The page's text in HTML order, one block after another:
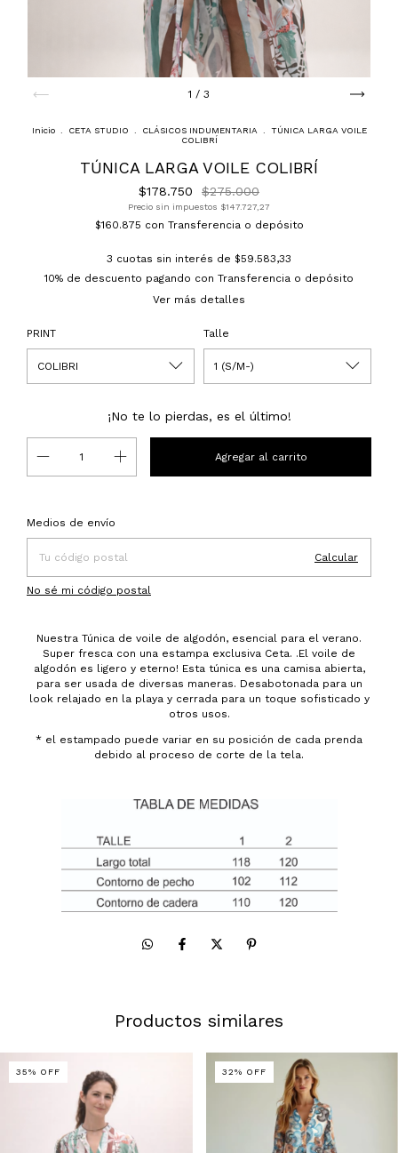
1 / 3
Inicio CETA STUDIO CLÁSICOS INDUMENTARIA
TÚNICA LARGA VOILE
COLIBRÍ
TÚNICA LARGA VOILE COLIBRÍ
$178.750 $275.000
Precio sin impuestos $147.727,27
$160.875 con Transferencia o depósito
3 cuotas sin interés de $59.583,33
10% de descuento pagando con Transferencia o depósito
Ver más detalles
PRINT Talle
¡No te lo pierdas, es el último!
Entregas para el CP:
Medios de envío
Calcular
No sé mi código postal
Nuestra Túnica de voile de algodón, esencial para el verano.
Super fresca con una estampa exclusiva Ceta. .El voile de
algodón es ligero y eterno! Esta túnica es una camisa abierta,
para ser usada de diversas maneras. Desabotonada para un
look relajado en la playa y cerrada para un toque sofisticado y
otros usos.
* el estampado puede variar en su posición de cada prenda
debido al proceso de corte de la tela.
Productos similares
35% OFF 32% OFF